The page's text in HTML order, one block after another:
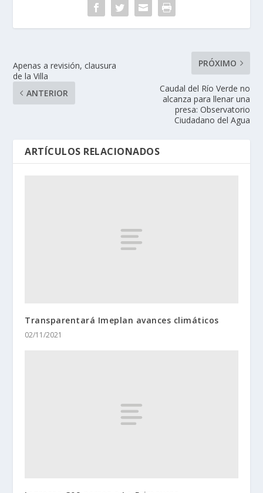
Apenas a revisión, clausura
de la Villa
ANTERIOR
PRÓXIMO
Caudal del Río Verde no
alcanza para llenar una
presa: Observatorio
Ciudadano del Agua
ARTÍCULOS RELACIONADOS
Transparentará Imeplan avances climáticos
02/11/2021